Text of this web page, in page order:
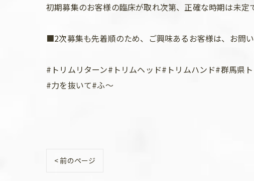
初期募集のお客様の臨床が取れ次第、正確な時期は未
■2次募集も先着順のため、ご興味あるお客様は、お問い
#トリムリターン#トリムヘッド#トリムハンド#群馬県
#力を抜いて#ふ～
< 前のページ